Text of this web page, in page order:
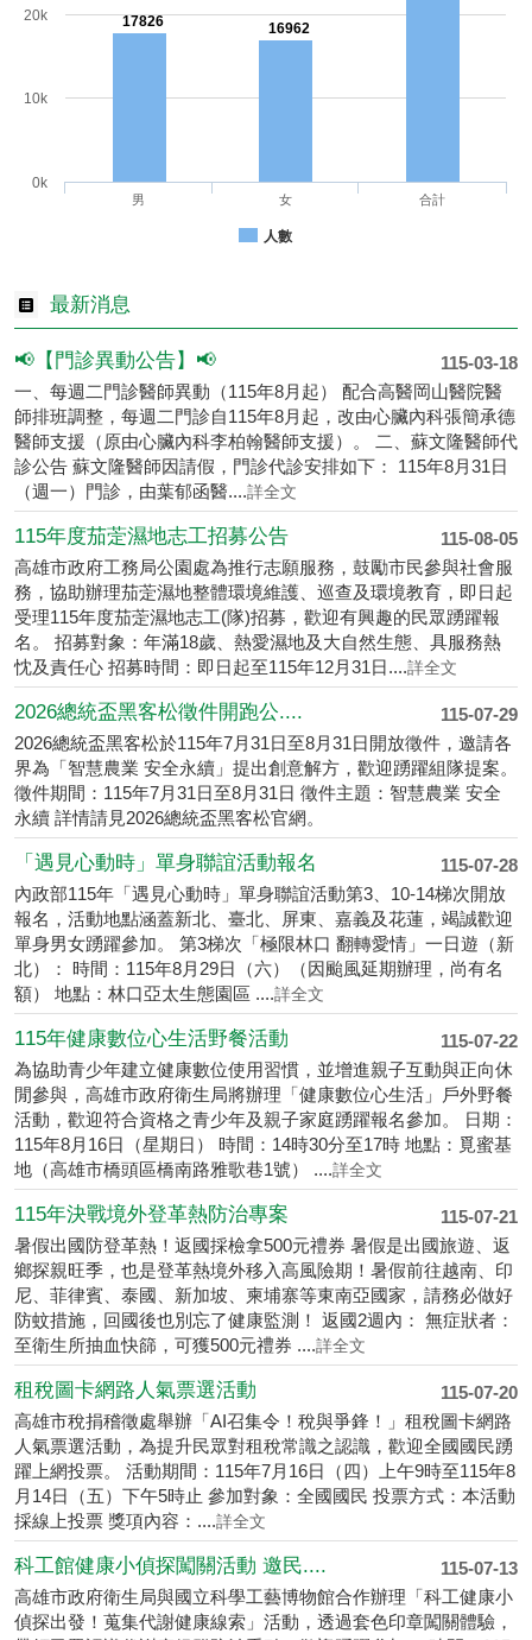
最新消息
115-03-18
📢【門診異動公告】📢
一、每週二門診醫師異動（115年8月起） 配合高醫岡山醫院醫
師排班調整，每週二門診自115年8月起，改由心臟內科張簡承德
醫師支援（原由心臟內科李柏翰醫師支援）。 二、蘇文隆醫師代
診公告 蘇文隆醫師因請假，門診代診安排如下： 115年8月31日
（週一）門診，由葉郁函醫....詳全文
115-08-05
115年度茄萣濕地志工招募公告
高雄市政府工務局公園處為推行志願服務，鼓勵市民參與社會服
務，協助辦理茄萣濕地整體環境維護、巡查及環境教育，即日起
受理115年度茄萣濕地志工(隊)招募，歡迎有興趣的民眾踴躍報
名。 招募對象：年滿18歲、熱愛濕地及大自然生態、具服務熱
忱及責任心 招募時間：即日起至115年12月31日....
詳全文
115-07-29
2026總統盃黑客松徵件開跑公....
2026總統盃黑客松於115年7月31日至8月31日開放徵件，邀請各
界為「智慧農業 安全永續」提出創意解方，歡迎踴躍組隊提案。
徵件期間：115年7月31日至8月31日 徵件主題：智慧農業 安全
永續 詳情請見2026總統盃黑客松官網。
115-07-28
「遇見心動時」單身聯誼活動報名
內政部115年「遇見心動時」單身聯誼活動第3、10-14梯次開放
報名，活動地點涵蓋新北、臺北、屏東、嘉義及花蓮，竭誠歡迎
單身男女踴躍參加。 第3梯次「極限林口 翻轉愛情」一日遊（新
北）： 時間：115年8月29日（六）（因颱風延期辦理，尚有名
額） 地點：林口亞太生態園區 ....詳全文
115-07-22
115年健康數位心生活野餐活動
為協助青少年建立健康數位使用習慣，並增進親子互動與正向休
閒參與，高雄市政府衛生局將辦理「健康數位心生活」戶外野餐
活動，歡迎符合資格之青少年及親子家庭踴躍報名參加。 日期：
115年8月16日（星期日） 時間：14時30分至17時 地點：覓蜜基
地（高雄市橋頭區橋南路雅歌巷1號） ....
115-07-21
115年決戰境外登革熱防治專案
暑假出國防登革熱！返國採檢拿500元禮券 暑假是出國旅遊、返
鄉探親旺季，也是登革熱境外移入高風險期！暑假前往越南、印
尼、菲律賓、泰國、新加坡、柬埔寨等東南亞國家，請務必做好
防蚊措施，回國後也別忘了健康監測！ 返國2週內： 無症狀者：
至衛生所抽血快篩，可獲500元禮券 ....
115-07-20
租稅圖卡網路人氣票選活動
高雄市稅捐稽徵處舉辦「AI召集令！稅與爭鋒！」租稅圖卡網路
人氣票選活動，為提升民眾對租稅常識之認識，歡迎全國國民踴
躍上網投票。 活動期間：115年7月16日（四）上午9時至115年8
月14日（五）下午5時止 參加對象：全國國民 投票方式：本活動
採線上投票 獎項內容：....詳全文
115-07-13
科工館健康小偵探闖關活動 邀民....